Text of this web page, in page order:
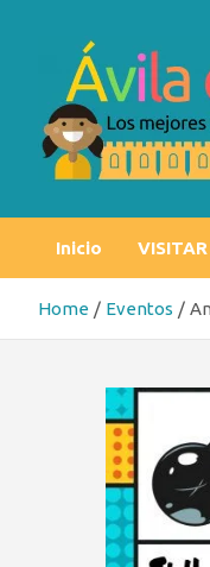
Inicio
Home Eventos